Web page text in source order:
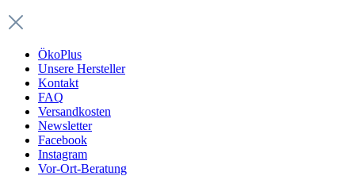
ÖkoPlus
Unsere Hersteller
Kontakt
FAQ
Versandkosten
Newsletter
Facebook
Instagram
Vor-Ort-Beratung